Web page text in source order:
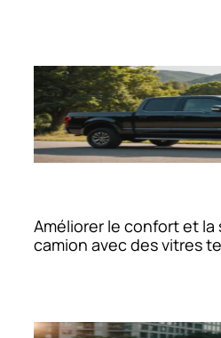
Améliorer le confort et
camion avec des vitres